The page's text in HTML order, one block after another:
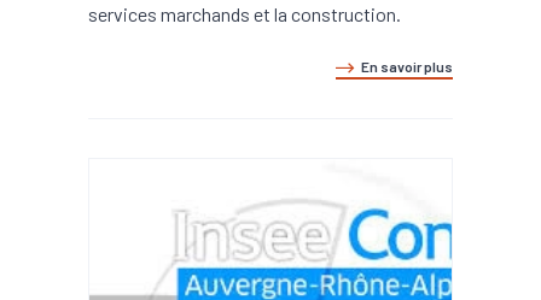
services marchands et la construction.
En savoir plus